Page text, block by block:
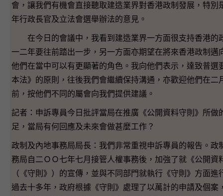
會，讓我們有機會直接聽取建造業界對香港政制發展，特別
年行政長官及立法會選舉辦法的意見。
在今日的會議中，我看到建造業界一方面很支持香港的
一二年要往前踏出一步，另一方面亦期望在將來香港政制邁
他們在當中可以有更顯著的角色。我向他們表示，達致普選
本法》的原則，往後我們會繼續保持溝通，亦歡迎他們在二
前，按他們不同的屬會向我們提供建議。
記者：申訴專員今日批評當局在推廣《公開資料守則》所做
足，當局有何回應及未來會做甚麼工作？
政制及內地事務局局長：我們非常重視申訴專員的報告。政
務局自二ＯＯ七年七月接管人權事務後，加強了就《公開資
（《守則》）的宣傳，並與不同部門就執行《守則》方面進
過去十多年，政府根據《守則》處理了以萬計的申請及個案